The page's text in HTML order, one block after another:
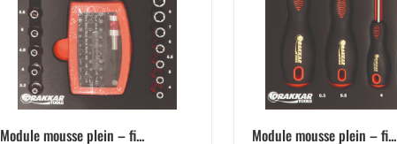
Module mousse plein – fi...
Module mousse plein – fi...